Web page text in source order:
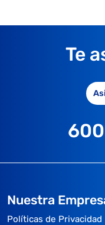
Te
Nuestra
Políticas de Privacidad